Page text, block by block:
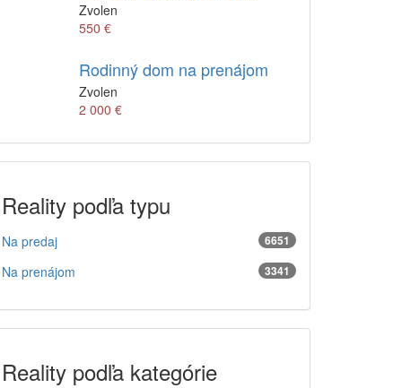
Zvolen
550 €
Rodinný dom na prenájom
Zvolen
2 000 €
Reality podľa typu
6651
Na predaj
3341
Na prenájom
Reality podľa kategórie